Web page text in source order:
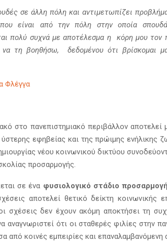
σε άλλη πόλη και αντιμετωπίζει
είναι από την πόλη στην οποία
πολύ συχνά με αποτέλεσμα η κόρη μου τον
τη βοηθήσω, δεδομένου ότι βρίσκομαι
Φλέγγα
στο πανεπιστημιακό περιβάλλον αποτελεί
ύστερης εφηβείας και της πρώιμης ενήλικης
νέου κοινωνικού δικτύου
προσαρμογής.
σε ένα φυσιολογικό στάδιο
αποτελεί θετικό δείκτη κοινωνικής
σχέσεις δεν έχουν ακόμη αποκτήσει τη
αναγνωριστεί ότι οι σταθερές φιλίες στην
από κοινές εμπειρίες και επαναλαμβανόμενη